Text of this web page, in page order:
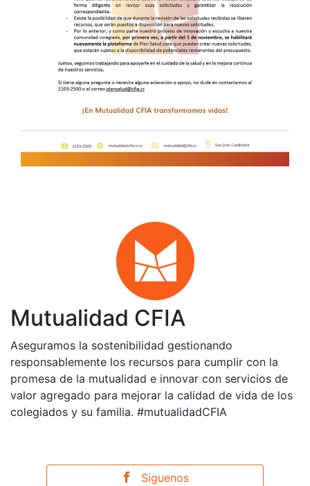
Mutualidad CFIA
Aseguramos la sostenibilidad gestionando
responsablemente los recursos para cumplir con la
promesa de la mutualidad e innovar con servicios de
valor agregado para mejorar la calidad de vida de los
colegiados y su familia. #mutualidadCFIA
Síguenos